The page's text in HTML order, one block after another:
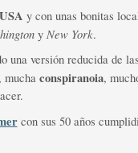
USA y con unas bonitas
y New York.
una versión reducida de
mucha conspiranoia,
con sus 50 años